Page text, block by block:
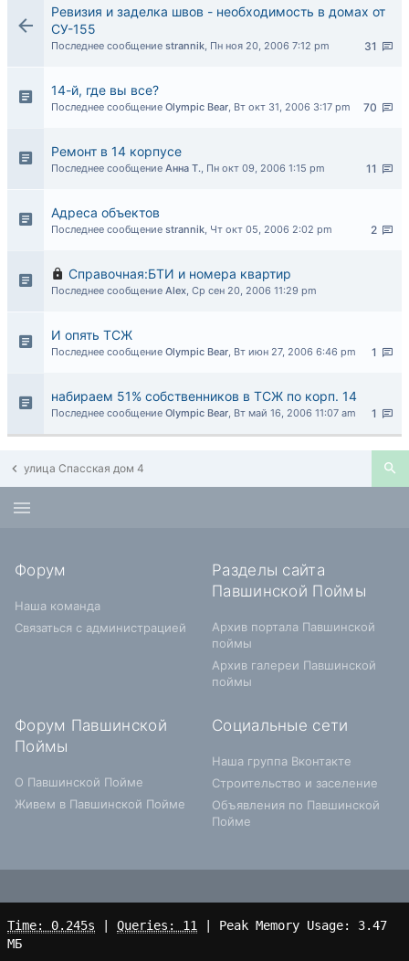
Ревизия и заделка швов - необходимость в домах от
СУ-155
31
Последнее сообщение strannik, Пн ноя 20, 2006 7:12 pm
14-й, где вы все?
70
Последнее сообщение Olympic Bear, Вт окт 31, 2006 3:17 pm
Ремонт в 14 корпусе
11
Последнее сообщение Анна Т., Пн окт 09, 2006 1:15 pm
Адреса объектов
2
Последнее сообщение strannik, Чт окт 05, 2006 2:02 pm
Справочная:БТИ и номера квартир
Последнее сообщение Alex, Ср сен 20, 2006 11:29 pm
И опять ТСЖ
1
Последнее сообщение Olympic Bear, Вт июн 27, 2006 6:46 pm
набираем 51% собственников в ТСЖ по корп. 14
1
Последнее сообщение Olympic Bear, Вт май 16, 2006 11:07 am
улица Спасская дом 4
Форум
Наша команда
Связаться с администрацией
Разделы сайта
Павшинской Поймы
Архив портала Павшинской
поймы
Архив галереи Павшинской
поймы
Форум Павшинской
Поймы
О Павшинской Пойме
Живем в Павшинской Пойме
Социальные сети
Наша группа Вконтакте
Строительство и заселение
Объявления по Павшинской
Пойме
Time: 0.245s Queries: 11
| Peak Memory Usage: 3.47
МБ